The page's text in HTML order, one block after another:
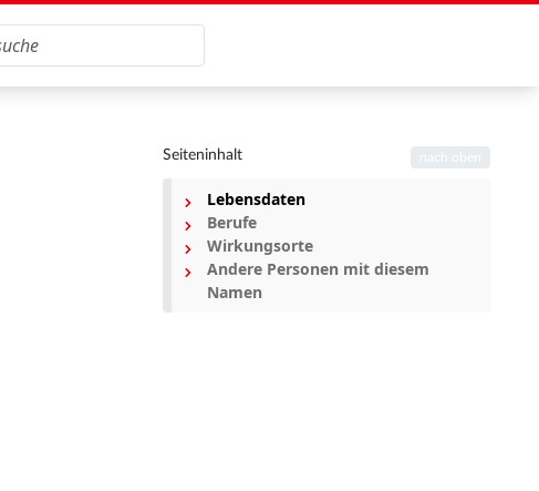
Seiteninhalt
Lebensdaten
Berufe
Wirkungsorte
Andere Personen mit diesem
Namen